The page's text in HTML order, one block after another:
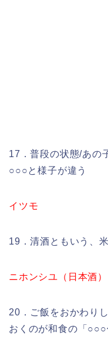
17．普段の状態/あの
○○○と様子が違う
イツモ
19．清酒ともいう、
ニホンシユ（日本酒）
20．ご飯をおかわり
おくのが和食の「